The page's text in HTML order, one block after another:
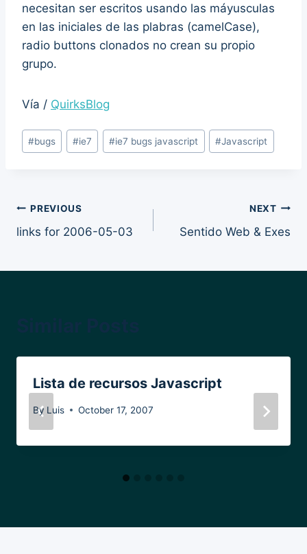
necesitan ser escritos usando las máyusculas
en las iniciales de las plabras (camelCase),
radio buttons clonados no crean su propio
grupo.
Vía / QuirksBlog
Post
Tags:
#bugs #ie7 #ie7 bugs javascript #Javascript
Post
navigation
PREVIOUS
links for 2006-05-03
NEXT
Sentido Web & Exes
Lista de recursos Javascript
By Luis October 17, 2007